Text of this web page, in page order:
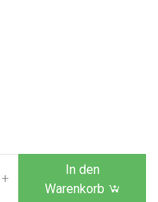
+
In den
Warenkorb